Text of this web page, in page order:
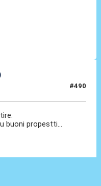
#490
buoni propestti...